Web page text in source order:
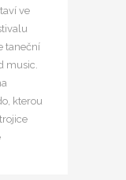
ve
taneční
music.
kterou